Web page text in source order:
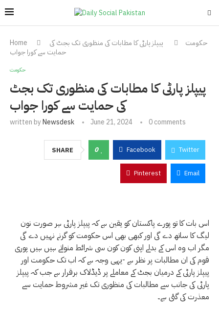
Home حکومت
پیپلز پارٹی کا مطابات کی منظوری تک بجٹ کی
حمایت سے کورا جواب
حکومت
پیپلز پارٹی کا مطابات کی منظوری تک بجٹ
کی حمایت سے کورا جواب
written byNewsdesk June 21, 2024 0 comments
SHARE 0 Facebook Twitter
Pinterest Email
اس بات کا تو پورے پاکستان کو یقین ہے کہ پیپلز پارٹی ہر صورت نون
لیگ کا ساتھ دے گی اور کبھی بھی اس حکومت کو گرنے نہیں دے گی
مگر اب وہ اس کے بدلے اپنی کون کون سی شرائط منواتے ہیں ہیں پوری
قوم کی ان مطالبات پر نظر ہے -یہی وجہ ہے کہ اب تک حکومت اور
پیپلز پارٹی کے درمیان بجٹ کے معاملے پر ڈیڈلاک برقرار ہے جب کہ پیپلز
پارٹی کی جانب سے مطالبات کی منظوری تک غیر مشروط حمایت سے
معذرت کی گئی ہے۔